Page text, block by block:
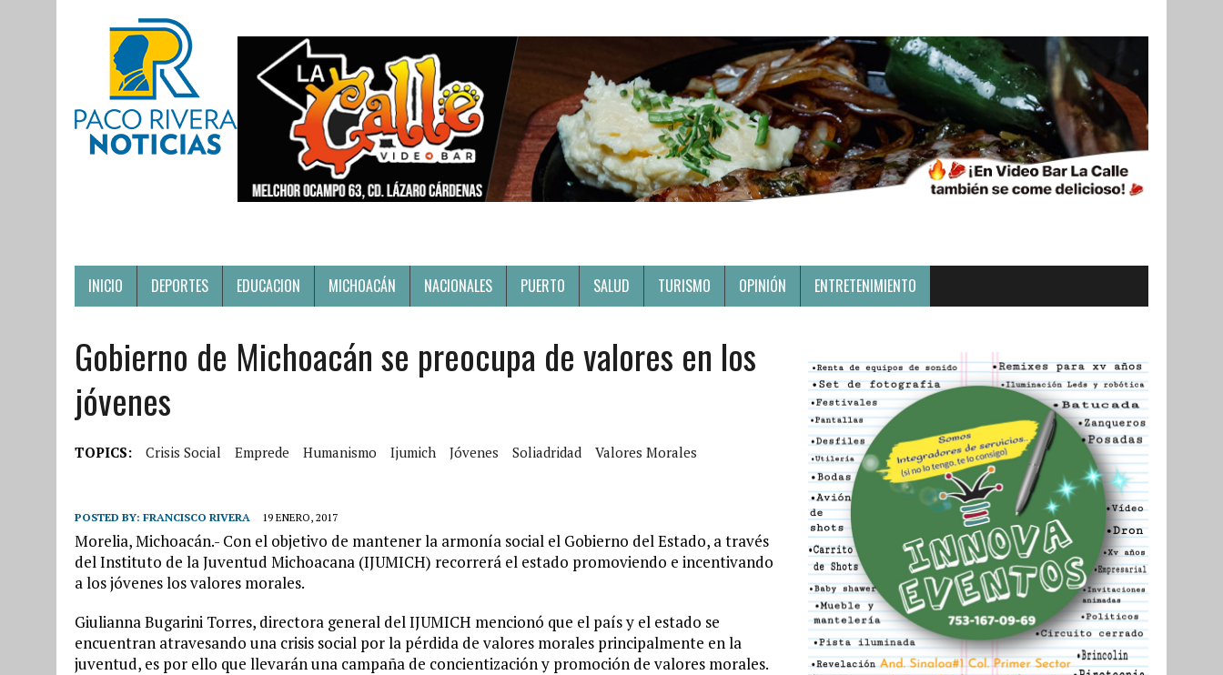
INICIO DEPORTES EDUCACION MICHOACÁN NACIONALES PUERTO SALUD TURISMO OPINIÓN ENTRETENIMIENTO
Gobierno de Michoacán se preocupa de valores en los
jóvenes
TOPICS: Crisis Social Emprede Humanismo Ijumich Jóvenes Soliadridad Valores Morales
POSTED BY: FRANCISCO RIVERA 19 ENERO, 2017
Morelia, Michoacán.- Con el objetivo de mantener la armonía social el Gobierno del Estado, a través
del Instituto de la Juventud Michoacana (IJUMICH) recorrerá el estado promoviendo e incentivando
a los jóvenes los valores morales.
Giulianna Bugarini Torres, directora general del IJUMICH mencionó que el país y el estado se
encuentran atravesando una crisis social por la pérdida de valores morales principalmente en la
juventud, es por ello que llevarán una campaña de concientización y promoción de valores morales.